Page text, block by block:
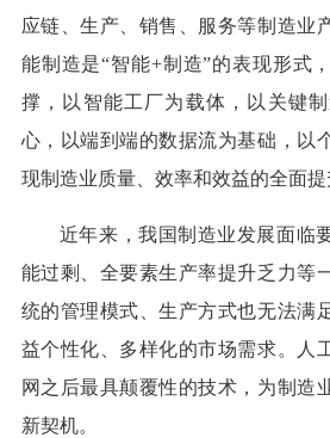
应链、生产、销售、服务等制造业
能制造是“智能+制造”的表现形式
撑，以智能工厂为载体，以关键
心，以端到端的数据流为基础，以
现制造业质量、效率和效益的全面提
近年来，我国制造业发展面临
能过剩、全要素生产率提升乏力等
统的管理模式、生产方式也无法满
益个性化、多样化的市场需求。人
网之后最具颠覆性的技术，为制造
新契机。